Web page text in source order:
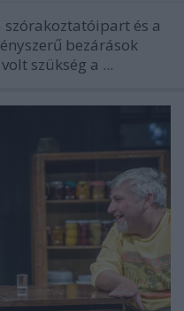
és a
bezárások
szükség a ...